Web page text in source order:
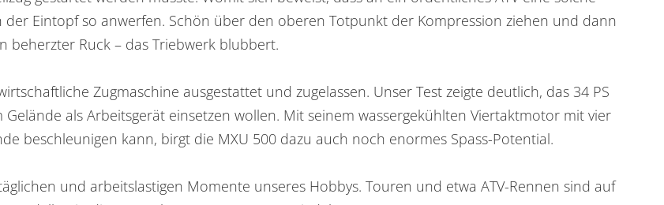
Eintopf so anwerfen. Schön über den oberen Totpunkt der Kompression ziehen und dann
beherzter Ruck – das Triebwerk blubbert.
Zugmaschine ausgestattet und zugelassen. Unser Test zeigte deutlich, das 34 PS
Gelände als Arbeitsgerät einsetzen wollen. Mit seinem wassergekühlten Viertaktmotor mit vier
beschleunigen kann, birgt die MXU 500 dazu auch noch enormes Spass-Potential.
und arbeitslastigen Momente unseres Hobbys. Touren und etwa ATV-Rennen sind auf